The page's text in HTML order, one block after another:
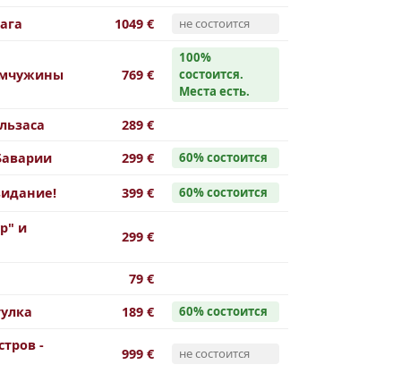
1049 € не состоится
769 €
100%
cостоится.
Места есть.
289 €
299 € 60% cостоится
399 € 60% cостоится
и
299 €
79 €
189 € 60% cостоится
-
999 € не состоится